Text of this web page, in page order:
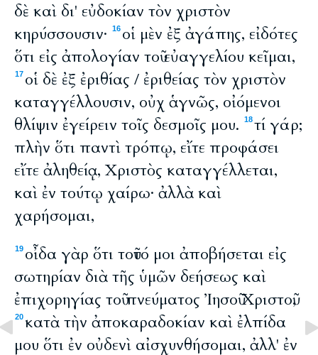
δὲ καὶ δι' εὐδοκίαν τὸν χριστὸν
κηρύσσουσιν·
16 οἱ μὲν ἐξ ἀγάπης, εἰδότες
ὅτι εἰς ἀπολογίαν τοῦ εὐαγγελίου κεῖμαι,
17 οἱ δὲ ἐξ ἐριθίας / ἐριθείας τὸν χριστὸν
καταγγέλλουσιν, οὐχ ἁγνῶς, οἰόμενοι
θλίψιν ἐγείρειν τοῖς δεσμοῖς μου.
18τί γάρ;
πλὴν ὅτι παντὶ τρόπῳ, εἴτε προφάσει
εἴτε ἀληθείᾳ, Χριστὸς καταγγέλλεται,
καὶ ἐν τούτῳ χαίρω· ἀλλὰ καὶ
χαρήσομαι,
19 οἶδα γὰρ ὅτι τοῦτό μοι ἀποβήσεται εἰς
σωτηρίαν διὰ τῆς ὑμῶν δεήσεως καὶ
ἐπιχορηγίας τοῦ πνεύματος Ἰησοῦ Χριστοῦ,
20κατὰ τὴν ἀποκαραδοκίαν καὶ ἐλπίδα
μου ὅτι ἐν οὐδενὶ αἰσχυνθήσομαι, ἀλλ' ἐν